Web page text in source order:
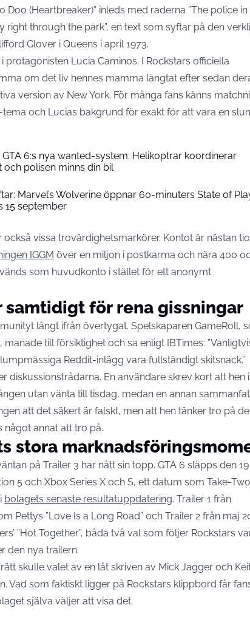
Doo (Heartbreaker)” inleds med raderna ”The police
right through the park”, en text som syftar på den
Glover i Queens i april 1973.
protagonisten Lucia Caminos. I Rockstars officiella
om det liv hennes mamma längtat efter sedan
version av New York. För många fans känns
och Lucias bakgrund för exakt för att vara en
6:s nya wanted-system: Helikoptrar koordinerar
polisen minns din bil
Marvel’s Wolverine öppnar 60-minuters State of
15 september
också vissa trovärdighetsmarkörer. Kontot är nästan
IGGM över en miljon i postkarma och nära 400
som huvudkonto i stället för ett anonymt
samtidigt för rena gissningar
långt ifrån övertygat. Spelskaparen GameRoll,
till försiktighet och sa enligt IBTimes:
Reddit-inlägg vara fullständigt skitsnack.”
diskussionstrådarna. En användare skrev kort att hen
utan vänta till tisdag, medan en annan
att det säkert är falskt, men att hen tänker tro på
något annat att tro på.
stora
på Trailer 3 har nått sin topp. GTA 6 släpps den 19
5 och Xbox Series X och S, ett datum som Take-
bolagets senaste resultatuppdatering. Trailer 1 från
Pettys ”Love Is a Long Road” och Trailer 2 från maj
”Hot Together”, båda två val som följer Rockstars
den nya trailern.
skulle valet av en låt skriven av Mick Jagger och
Vad som faktiskt ligger på Rockstars klippbord får
själva väljer att visa det.